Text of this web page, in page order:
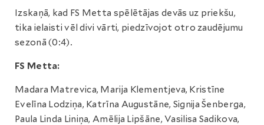
Izskaņā, kad FS Metta spēlētājas devās uz priekšu,
tika ielaisti vēl divi vārti, piedzīvojot otro zaudējumu
sezonā (0:4).
FS Metta:
Madara Matrevica, Marija Klementjeva, Kristīne
Evelīna Lodziņa, Katrīna Augustāne, Signija Šenberga,
Paula Linda Liniņa, Amēlija Lipšāne, Vasilisa Sadikova,